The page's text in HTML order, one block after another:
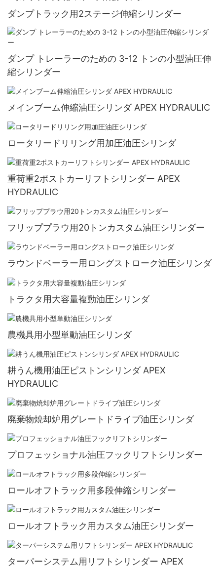
ダンプトラック用2ステージ伸縮シリンダー
ダンプ トレーラーのための 3-12 トンの小型油圧伸
縮シリンダー
メインブーム伸縮油圧シリンダ APEX HYDRAULIC
ロータリードリリング用加圧油圧シリンダ
重荷重2ポストカーリフトシリンダー APEX
HYDRAULIC
フリッププラウ用20トンカスタム油圧シリンダー
ラウンドベーラー用ロングストローク油圧シリンダ
トラクタ用大容量複動油圧シリンダ
農機具用小型単動油圧シリンダ
耕うん機用油圧ピストンシリンダ APEX
HYDRAULIC
廃棄物焼却炉用グレートドライブ油圧シリンダ
プロフェッショナル油圧フックリフトシリンダー
ロールオフトラック用多段伸縮シリンダー
ロールオフトラック用カスタム油圧シリンダー
ターパーシステム用リフトシリンダー APEX